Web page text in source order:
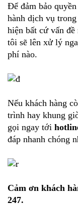
Để đảm bảo
hành dịch vụ
hiện bất cứ vấn
tôi sẽ lên xử lý
phí nào.
Nếu khách hàng
trình hay khung
gọi ngay tới
đáp nhanh chóng
Cảm ơn khách
247.